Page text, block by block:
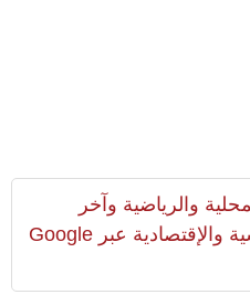
والرياضية وآخر
المستجدات السياسية والإقتصادية عبر Google